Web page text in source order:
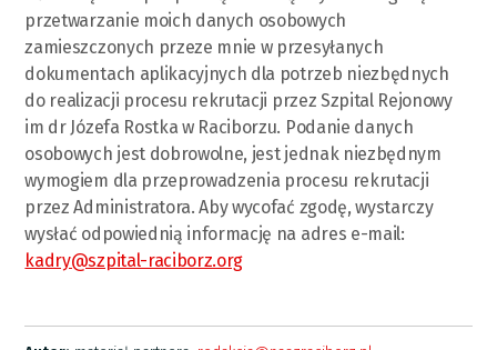
przetwarzanie moich danych osobowych
zamieszczonych przeze mnie w przesyłanych
dokumentach aplikacyjnych dla potrzeb niezbędnych
do realizacji procesu rekrutacji przez Szpital Rejonowy
im dr Józefa Rostka w Raciborzu. Podanie danych
osobowych jest dobrowolne, jest jednak niezbędnym
wymogiem dla przeprowadzenia procesu rekrutacji
przez Administratora. Aby wycofać zgodę, wystarczy
wysłać odpowiednią informację na adres e-mail:
kadry@szpital-raciborz.org